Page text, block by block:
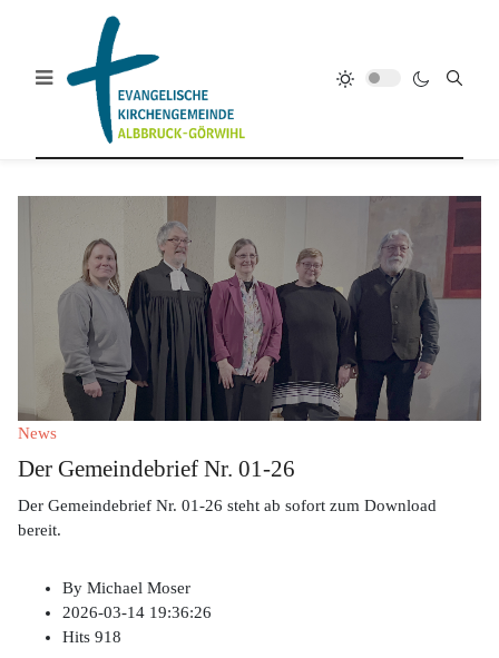
News
Der Gemeindebrief Nr. 01-26
Der Gemeindebrief Nr. 01-26 steht ab sofort zum Download
bereit.
By Michael Moser
2026-03-14 19:36:26
Hits 918